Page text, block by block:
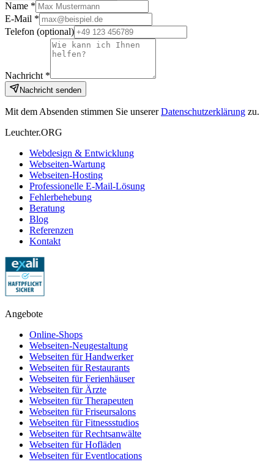
Name *
E-Mail *
Telefon (optional)
Nachricht *
Nachricht senden
Mit dem Absenden stimmen Sie unserer Datenschutzerklärung zu.
Leuchter.ORG
Webdesign & Entwicklung
Webseiten-Wartung
Webseiten-Hosting
Professionelle E-Mail-Lösung
Fehlerbehebung
Beratung
Blog
Referenzen
Kontakt
Angebote
Online-Shops
Webseiten-Neugestaltung
Webseiten für Handwerker
Webseiten für Restaurants
Webseiten für Ferienhäuser
Webseiten für Ärzte
Webseiten für Therapeuten
Webseiten für Friseursalons
Webseiten für Fitnessstudios
Webseiten für Rechtsanwälte
Webseiten für Hofläden
Webseiten für Eventlocations